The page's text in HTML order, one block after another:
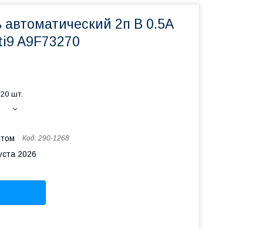
2п B 0.5А
A9F73270
шт.
Код: 290-1268
2026